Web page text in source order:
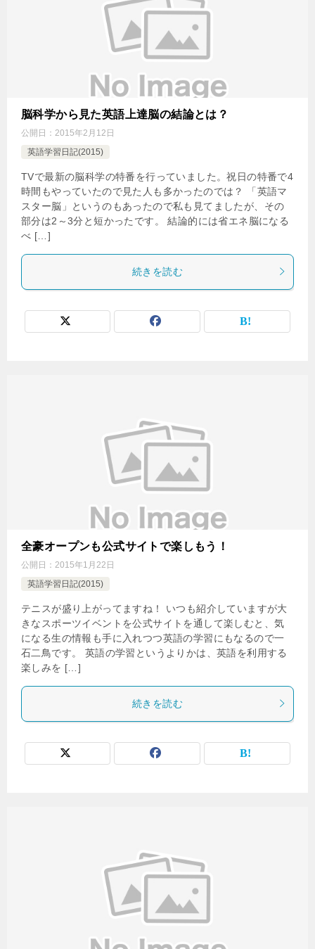
脳科学から見た英語上達脳の結論とは？
公開日： 2015年2月12日
英語学習日記(2015)
TVで最新の脳科学の特番を行っていました。祝日の特番で4
時間もやっていたので見た人も多かったのでは？ 「英語マ
スター脳」というのもあったので私も見てましたが、その
部分は2～3分と短かったです。 結論的には省エネ脳になる
べ […]
続きを読む
全豪オープンも公式サイトで楽しもう！
公開日： 2015年1月22日
英語学習日記(2015)
テニスが盛り上がってますね！ いつも紹介していますが大
きなスポーツイベントを公式サイトを通して楽しむと、気
になる生の情報も手に入れつつ英語の学習にもなるので一
石二鳥です。 英語の学習というよりかは、英語を利用する
楽しみを […]
続きを読む